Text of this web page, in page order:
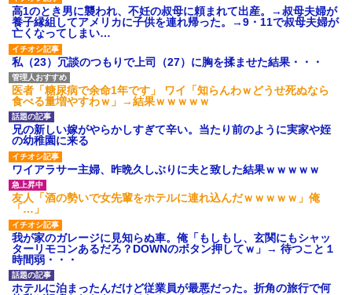
【衝撃】報酬100万円超の治験
募集がこちらｗｗｗｗｗ(※画像
あり)
【ネット騒然】惨殺されたタ
ワマン頂き女子のこの動画、す
げえええええｗｗｗｗｗｗｗｗ
ｗｗｗ
【愕然】白のクラウン俺氏、
高速道路左車線を制限速度で走
った結果wwwwwwwwwwww
百年の恋12-899 食べた量を
張り合ってくる
【悲報】佐藤輝明・・・２軍
でも盛大にやらかす←あまり悲
しませないでくれ
高1のとき男に襲われ、不妊の叔母に頼まれて出産。→叔母夫婦が
養子縁組してアメリカに子供を連れ帰った。→9・11で叔母夫婦が
亡くなってしまい…
私（23）冗談のつもりで上司（27）に胸を揉ませた結果・・・
医者「糖尿病で余命1年です」 ワイ「知らんわｗどうせ死ぬなら
食べる量増やすわｗ」→結果ｗｗｗｗｗ
兄の新しい嫁がやらかしすぎて辛い。当たり前のように実家や姪
の幼稚園に来る
ワイアラサー主婦、昨晩久しぶりに夫と致した結果ｗｗｗｗｗ
友人「酒の勢いで女先輩をホテルに連れ込んだｗｗｗｗｗ」俺
「…」
我が家のガレージに見知らぬ車。俺「もしもし、玄関にもシャッ
ターリモコンあるだろ？DOWNのボタン押してｗ」→ 待つこと１
時間弱・・・
ホテルに泊まったんだけど従業員が最悪だった。折角の旅行で何